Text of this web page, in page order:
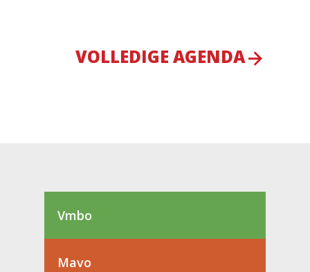
VOLLEDIGE AGENDA
Vmbo
Mavo